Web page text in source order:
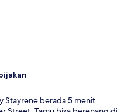
Stayrene berada 5 menit